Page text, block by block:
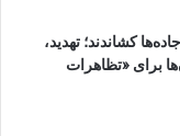
کشاندند؛ تهدید،
برای «تظاهرات